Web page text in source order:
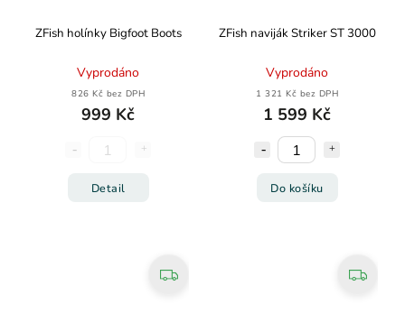
ZFish holínky Bigfoot Boots
Vyprodáno
826 Kč bez DPH
999 Kč
Detail
ZFish naviják Striker ST 3000
Vyprodáno
1 321 Kč bez DPH
1 599 Kč
Do košíku